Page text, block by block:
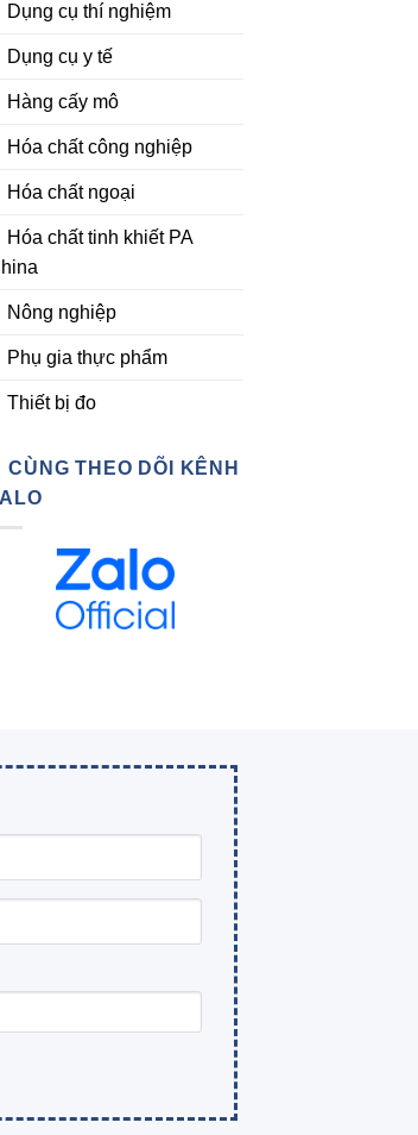
Dụng cụ thí nghiệm
Dụng cụ y tế
Hàng cấy mô
Hóa chất công nghiệp
Hóa chất ngoại
Hóa chất tinh khiết PA
Nông nghiệp
Phụ gia thực phẩm
Thiết bị đo
CÙNG THEO DÕI KÊNH